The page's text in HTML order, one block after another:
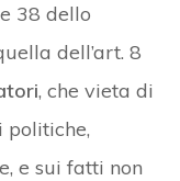
38 dello
dell’art. 8
, che vieta di
e sui fatti non